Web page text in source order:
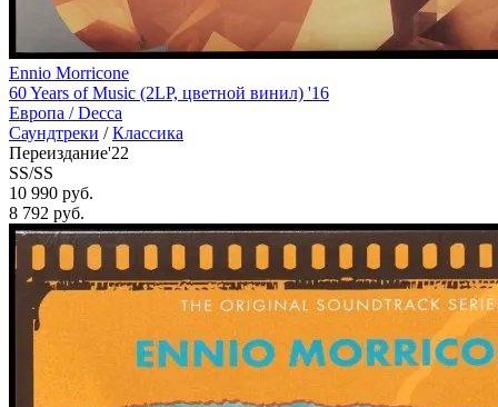
Ennio Morricone
60 Years of Music (2LP, цветной винил) '16
Европа /Decca
Саундтреки /Классика
Переиздание'22
SS/SS
10 990 руб.
8 792 руб.